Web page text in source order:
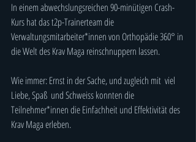
In einem abwechslungsreichen 90-minütigen Crash-
Kurs hat das t2p-Trainerteam die
Verwaltungsmitarbeiter*innen von Orthopädie 360° in
die Welt des Krav Maga reinschnuppern lassen.
Wie immer: Ernst in der Sache, und zugleich mit  viel
Liebe, Spaß  und Schweiss konnten die
Teilnehmer*innen die Einfachheit und Effektivität des
Krav Maga erleben.